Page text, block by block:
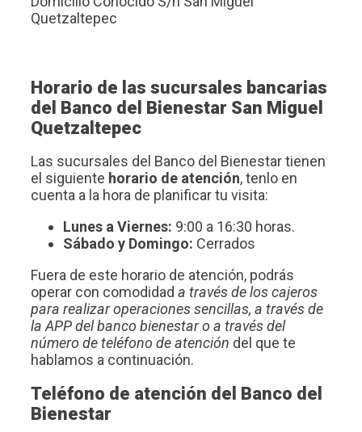
Quetzaltepec
Horario de las sucursales bancarias
del Banco del Bienestar San Miguel
Quetzaltepec
Las sucursales del Banco del Bienestar tienen
el siguiente horario de atención, tenlo en
cuenta a la hora de planificar tu visita:
Lunes a Viernes: 9:00 a 16:30 horas.
Sábado y Domingo: Cerrados
Fuera de este horario de atención, podrás
operar con comodidad a través de los cajeros
para realizar operaciones sencillas, a través de
la APP del banco bienestar o a través del
número de teléfono de atención del que te
hablamos a continuación.
Teléfono de atención del Banco del
Bienestar